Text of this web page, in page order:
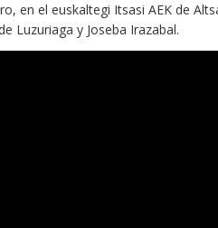
en el euskaltegi Itsasi AEK de
Luzuriaga y Joseba Irazabal.